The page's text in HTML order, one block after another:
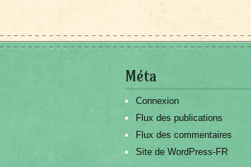
Méta
Connexion
Flux des publications
Flux des commentaires
Site de WordPress-FR